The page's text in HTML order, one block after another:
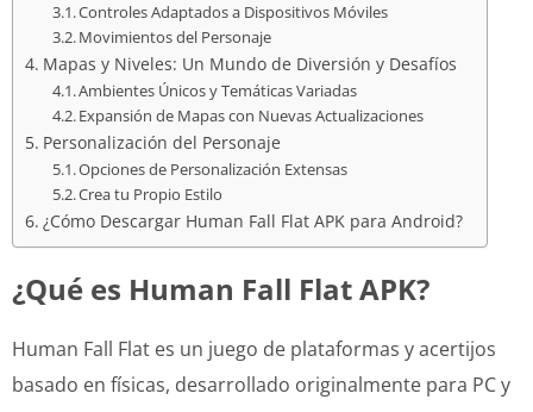
Controles Adaptados a Dispositivos Móviles
Movimientos del Personaje
Mapas y Niveles: Un Mundo de Diversión y Desafíos
Ambientes Únicos y Temáticas Variadas
Expansión de Mapas con Nuevas Actualizaciones
Personalización del Personaje
Opciones de Personalización Extensas
Crea tu Propio Estilo
¿Cómo Descargar Human Fall Flat APK para Android?
¿Qué es Human Fall Flat APK?
Human Fall Flat es un juego de plataformas y acertijos
basado en físicas, desarrollado originalmente para PC y